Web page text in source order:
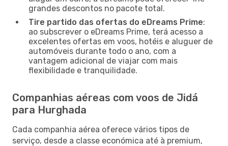
grandes descontos no pacote total.
Tire partido das ofertas do eDreams Prime:
ao subscrever o eDreams Prime, terá acesso a
excelentes ofertas em voos, hotéis e aluguer de
automóveis durante todo o ano, com a
vantagem adicional de viajar com mais
flexibilidade e tranquilidade.
Companhias aéreas com voos de Jidá
para Hurghada
Cada companhia aérea oferece vários tipos de
serviço, desde a classe económica até à premium,